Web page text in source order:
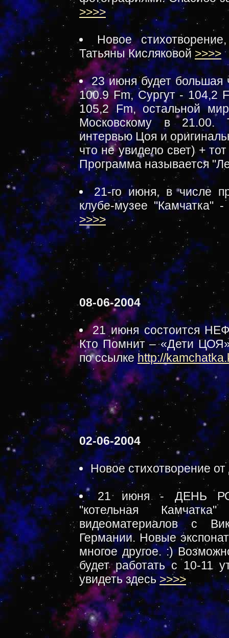
>>>>
Новое
Татьяны Кисляковой >>>>
23 июня будет
100.9 Fm, Сургут - 104,2
105,2 Fm, остальной
Московскому в 21.00.
интервью Цоя и
что не увидело свет) +
Программа называется
21-го июня, в числе
клубе-музее "Камчатка"
>>>>
08-06-2004
21 июня состоится
Кто Помнит – «Дети
по ссылкеhttp://
02-06-2004
Новое стихотворение
21 июня - ДЕНЬ
"котельная
видеоматериалов с
Германии. Новые
многое другое. :)
будет работать с 10-11
увидеть здесь>>>>